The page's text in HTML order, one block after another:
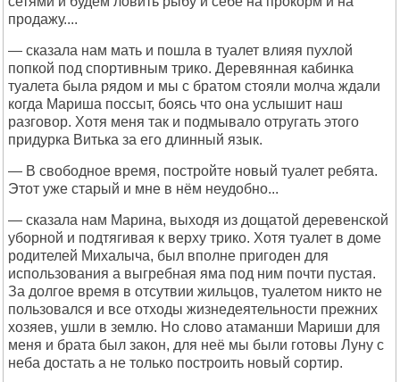
продажу....
— сказала нам мать и пошла в туалет влияя пухлой
попкой под спортивным трико. Деревянная кабинка
туалета была рядом и мы с братом стояли молча ждали
когда Мариша поссыт, боясь что она услышит наш
разговор. Хотя меня так и подмывало отругать этого
придурка Витька за его длинный язык.
— В свободное время, постройте новый туалет ребята.
Этот уже старый и мне в нём неудобно...
— сказала нам Марина, выходя из дощатой деревенской
уборной и подтягивая к верху трико. Хотя туалет в доме
родителей Михалыча, был вполне пригоден для
использования а выгребная яма под ним почти пустая.
За долгое время в отсутвии жильцов, туалетом никто не
пользовался и все отходы жизнедеятельности прежних
хозяев, ушли в землю. Но слово атаманши Мариши для
меня и брата был закон, для неё мы были готовы Луну с
неба достать а не только построить новый сортир.